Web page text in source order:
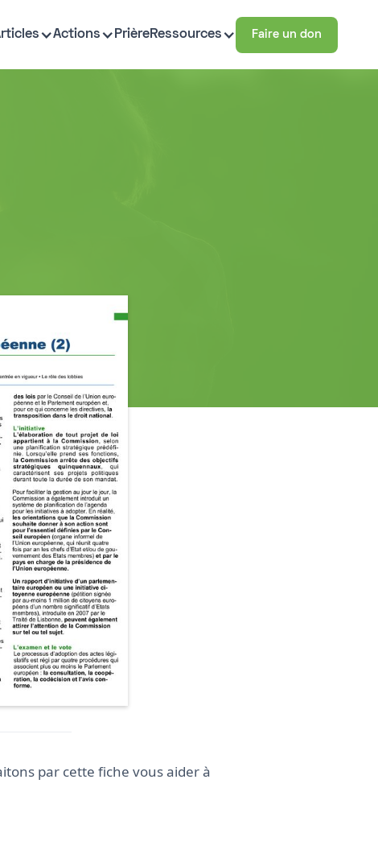
Actions PrièreRessources Faire un don
par cette fiche vous aider à